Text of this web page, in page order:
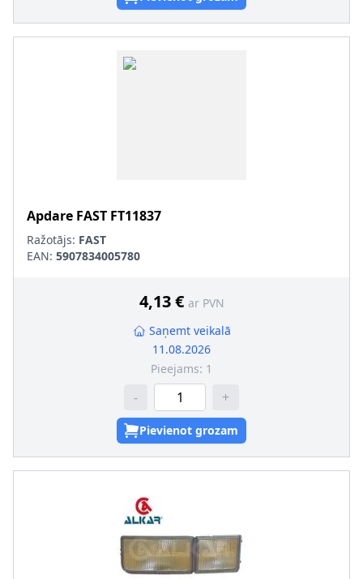
Apdare FAST FT11837
Ražotājs: FAST
EAN: 5907834005780
4,13 € ar PVN
Saņemt veikalā
11.08.2026
Pieejams: 1
- +
Pievienot grozam